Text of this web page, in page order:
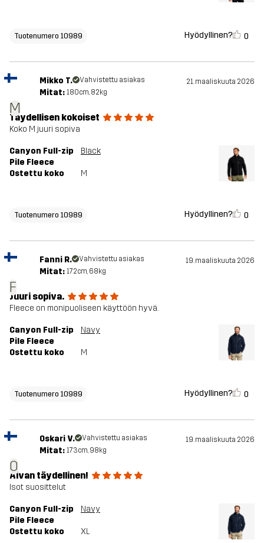
Tuotenumero 10989 Hyödyllinen? 0
M
Mikko T. Vahvistettu asiakas 21. maaliskuuta 2026
Mitat: 180cm, 82kg
Täydellisen kokoiset
Koko M juuri sopiva
Canyon Full-zip
Pile Fleece
Black
Ostettu koko M
Tuotenumero 10989 Hyödyllinen? 0
F
Fanni R. Vahvistettu asiakas 19. maaliskuuta 2026
Mitat: 172cm, 68kg
Juuri sopiva.
Fleece on monipuoliseen käyttöön hyvä.
Canyon Full-zip
Pile Fleece
Navy
Ostettu koko M
Tuotenumero 10989 Hyödyllinen? 0
O
Oskari V. Vahvistettu asiakas 19. maaliskuuta 2026
Mitat: 173cm, 98kg
Aivan täydellinen!
Isot suosittelut
Canyon Full-zip
Pile Fleece
Navy
Ostettu koko XL